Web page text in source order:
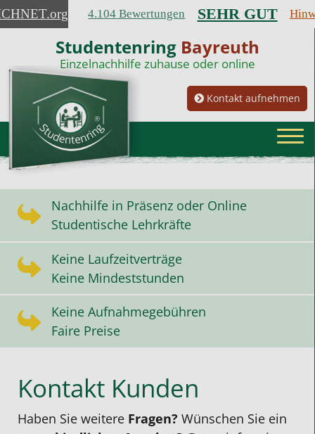
.org 4.104 Bewertungen SEHR GUT
Studentenring Bayreuth
Einzelnachhilfe zuhause oder online
Kontakt aufnehmen
Nachhilfe in Präsenz oder Online
Studentische Lehrkräfte
Keine Laufzeitverträge
Keine Mindeststunden
Keine Aufnahmegebühren
Faire Preise
Kontakt Kunden
Haben Sie weitere Fragen? Wünschen Sie ein